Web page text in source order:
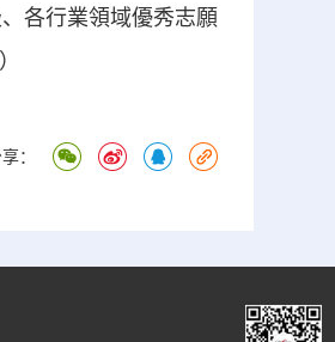
各行業領域優秀志願
：